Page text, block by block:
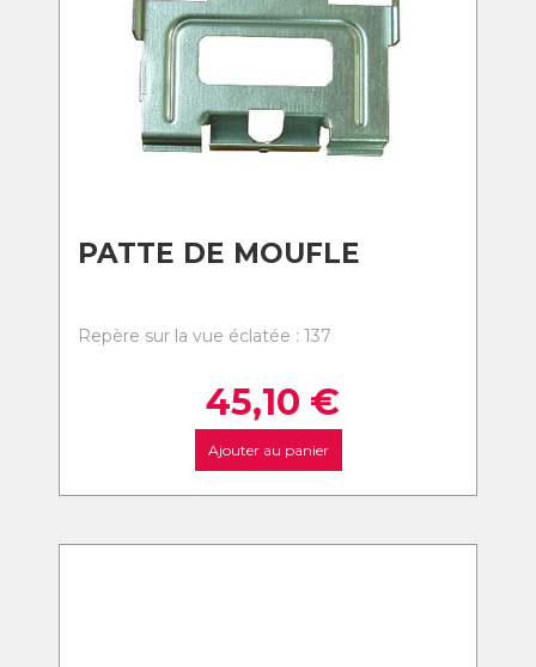
PATTE DE MOUFLE
Repère sur la vue éclatée : 137
45,10 €
Ajouter au panier